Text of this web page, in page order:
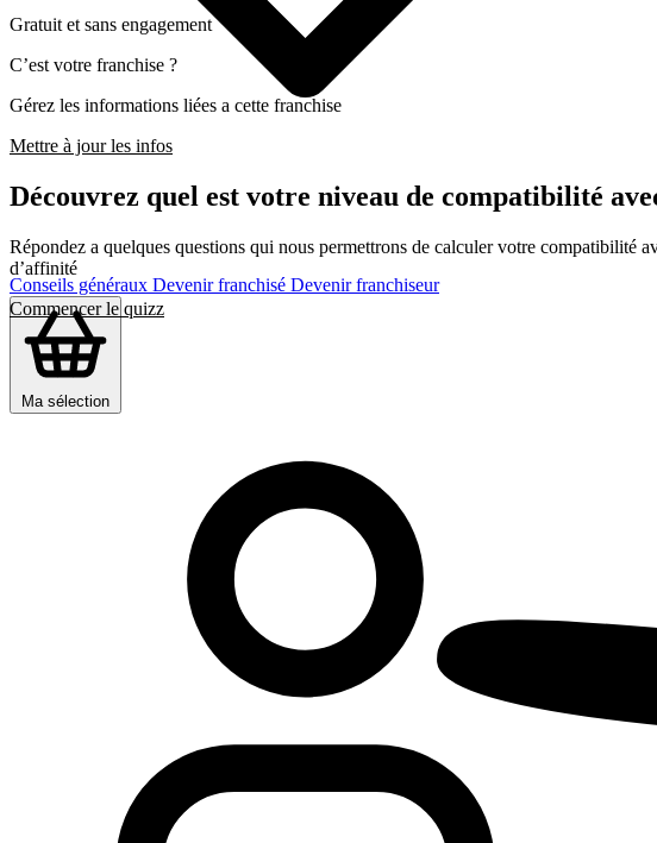
Conseils généraux Devenir franchisé Devenir franchiseur
Ma sélection
Gratuit et sans engagement
C’est votre franchise ?
Gérez les informations liées a cette franchise
Mettre à jour les infos
Découvrez quel est votre niveau de compatibilité
Répondez a quelques questions qui nous permettrons de calculer votre compatibilité
d’affinité
Commencer le quizz